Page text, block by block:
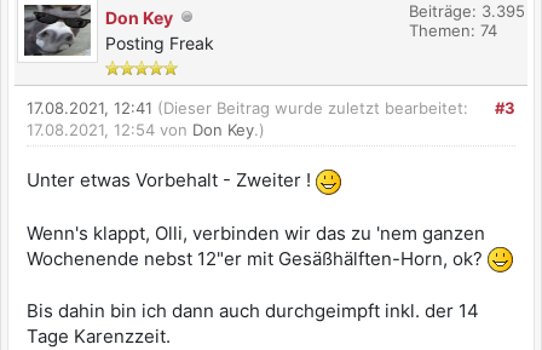
Don Key
Posting Freak
Beiträge: 3.395
Themen: 74
#3
17.08.2021, 12:41 (Dieser Beitrag wurde zuletzt bearbeitet:
17.08.2021, 12:54 von Don Key.)
Unter etwas Vorbehalt - Zweiter !
Wenn's klappt, Olli, verbinden wir das zu 'nem ganzen
Wochenende nebst 12"er mit Gesäßhälften-Horn, ok?
Bis dahin bin ich dann auch durchgeimpft inkl. der 14
Tage Karenzzeit.